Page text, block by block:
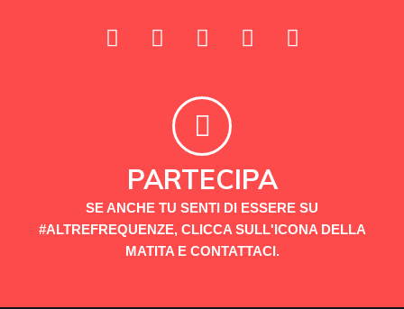
PARTECIPA
SE ANCHE TU SENTI DI ESSERE SU
#ALTREFREQUENZE, CLICCA SULL'ICONA DELLA
MATITA E CONTATTACI.